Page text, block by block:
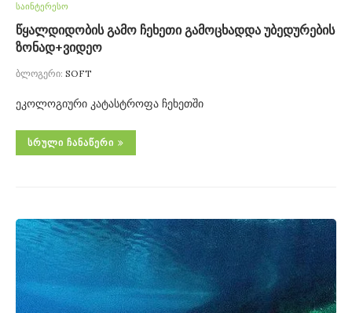
საინტერესო
წყალდიდობის გამო ჩეხეთი გამოცხადდა უბედურების
ზონად+ვიდეო
ბლოგერი: SOFT
ეკოლოგიური კატასტროფა ჩეხეთში
ᲡᲠᲣᲚᲘ ᲩᲐᲜᲐᲬᲔᲠᲘ